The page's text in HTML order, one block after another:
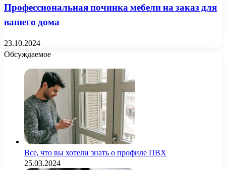
Профессиональная починка мебели на заказ для
вашего дома
23.10.2024
Обсуждаемое
Все, что вы хотели знать о профиле ПВХ
25.03.2024